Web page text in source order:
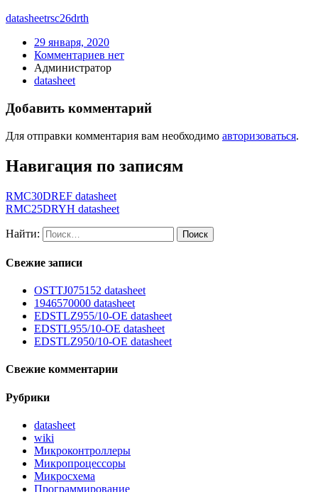
datasheetrsc26drth
29 января, 2020
Комментариев нет
Администратор
datasheet
Добавить комментарий
Для отправки комментария вам необходимо авторизоваться.
Навигация по записям
RMC30DREF datasheet
RMC25DRYH datasheet
Найти:
Свежие записи
OSTTJ075152 datasheet
1946570000 datasheet
EDSTLZ955/10-OE datasheet
EDSTL955/10-OE datasheet
EDSTLZ950/10-OE datasheet
Свежие комментарии
Рубрики
datasheet
wiki
Микроконтроллеры
Микропроцессоры
Микросхема
Программирование